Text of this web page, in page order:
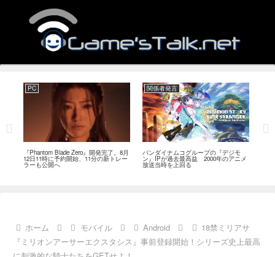
PC
『Phantom Blade Zero』開発完了。8月
12日11時に予約開始、11分の新トレー
ラーも公開へ
関係者発言
バンダイナムコグループの『デジモ
ン』IPが過去最高益 2000年のアニメ
放送当時を上回る
ホーム モバイル Android
18禁ミリアサ
『ミリオンアーサーエクスタシス』事前登録開始！シリーズ史上最高